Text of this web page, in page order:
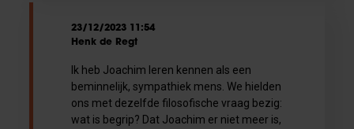
23/12/2023 11:54
Henk de Regt
Ik heb Joachim leren kennen als een
beminnelijk, sympathiek mens. We hielden
ons met dezelfde filosofische vraag bezig:
wat is begrip? Dat Joachim er niet meer is,